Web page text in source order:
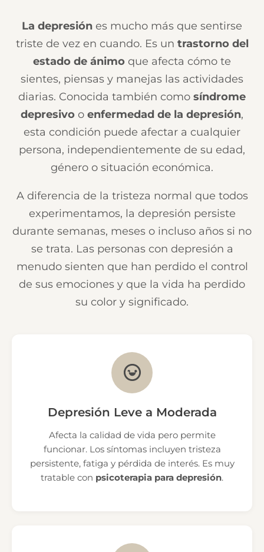
La depresión es mucho más que sentirse
triste de vez en cuando. Es un trastorno del
estado de ánimo que afecta cómo te
sientes, piensas y manejas las actividades
diarias. Conocida también como síndrome
depresivo o enfermedad de la depresión,
esta condición puede afectar a cualquier
persona, independientemente de su edad,
género o situación económica.
A diferencia de la tristeza normal que todos
experimentamos, la depresión persiste
durante semanas, meses o incluso años si no
se trata. Las personas con depresión a
menudo sienten que han perdido el control
de sus emociones y que la vida ha perdido
su color y significado.
Depresión Leve a Moderada
Afecta la calidad de vida pero permite
funcionar. Los síntomas incluyen tristeza
persistente, fatiga y pérdida de interés. Es muy
tratable con psicoterapia para depresión.